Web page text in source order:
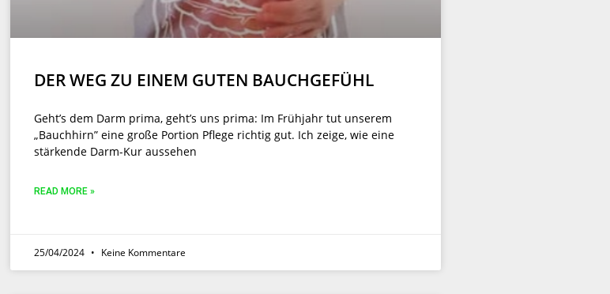
DER WEG ZU EINEM GUTEN BAUCHGEFÜHL
Geht’s dem Darm prima, geht’s uns prima: Im Frühjahr tut unserem
„Bauchhirn” eine große Portion Pflege richtig gut. Ich zeige, wie eine
stärkende Darm-Kur aussehen
READ MORE »
25/04/2024 Keine Kommentare